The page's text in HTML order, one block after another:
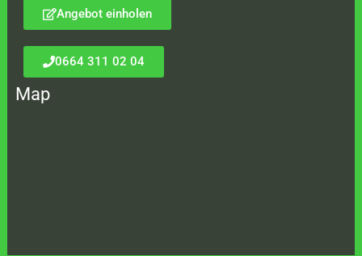
Angebot einholen
0664 311 02 04
Map